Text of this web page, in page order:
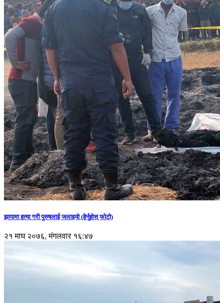
झापामा हत्या गरी पुरुषलाई जलाइयो (हेर्नुहाेस् फाेटाे)
२१ माघ २०७६, मंगलवार १६:४७